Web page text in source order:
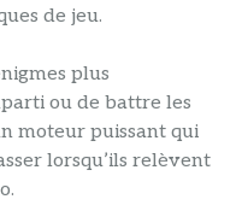
de jeu.
plus
ou de battre les
moteur puissant qui
lorsqu’ils relèvent